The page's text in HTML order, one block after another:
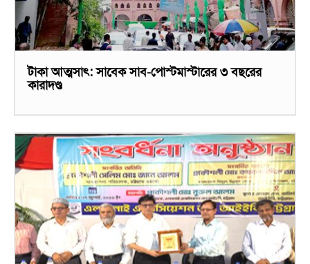
টাকা আত্মসাৎ: সাবেক সাব-পোস্টমাস্টারের ৩ বছরের
কারাদণ্ড